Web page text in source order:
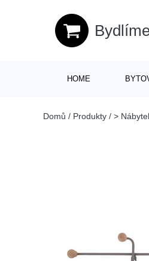
HOME
Domů / Produkty / >